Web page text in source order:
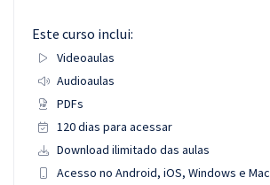
Este curso inclui:
Videoaulas
Audioaulas
PDFs
120 dias para acessar
Download ilimitado das aulas
Acesso no Android, iOS, Windows e Mac